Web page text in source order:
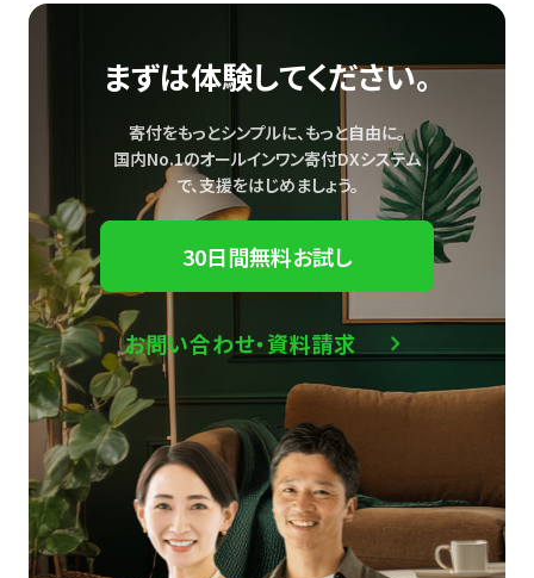
まずは体験してください。
寄付をもっとシンプルに、もっと自由に。
国内No.1のオールインワン寄付DXシステム
で、支援をはじめましょう。
30日間無料お試し
お問い合わせ・資料請求